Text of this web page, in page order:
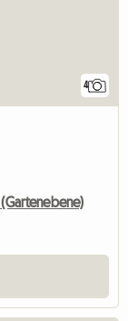
4
(Gartenebene)